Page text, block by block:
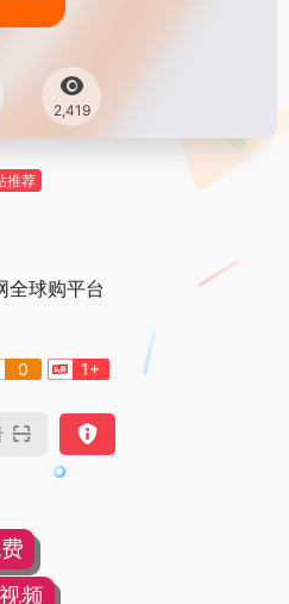
2,419
推荐
全球购平台
0 1+
频